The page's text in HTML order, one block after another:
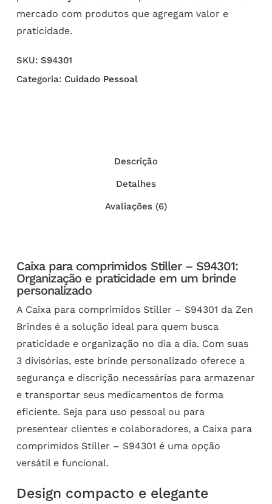
mercado com produtos que agregam valor e
praticidade.
SKU: S94301
Categoria: Cuidado Pessoal
Descrição
Detalhes
Avaliações (6)
Caixa para comprimidos Stiller – S94301:
Organização e praticidade em um brinde
personalizado
A Caixa para comprimidos Stiller – S94301 da Zen
Brindes é a solução ideal para quem busca
praticidade e organização no dia a dia. Com suas
3 divisórias, este brinde personalizado oferece a
segurança e discrição necessárias para armazenar
e transportar seus medicamentos de forma
eficiente. Seja para uso pessoal ou para
presentear clientes e colaboradores, a Caixa para
comprimidos Stiller – S94301 é uma opção
versátil e funcional.
Design compacto e elegante